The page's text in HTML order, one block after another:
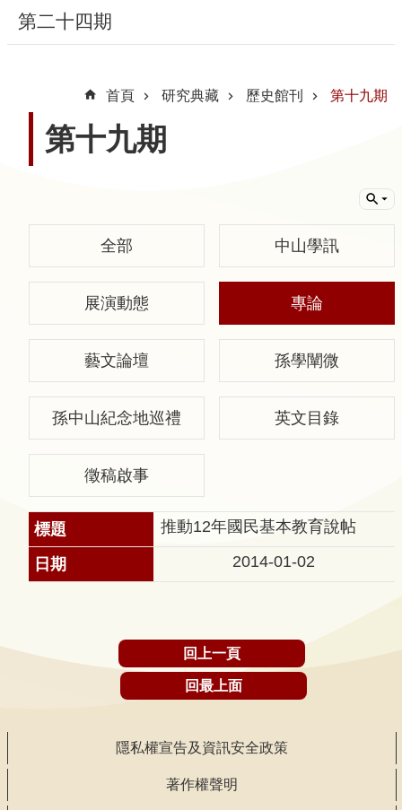
開
及
全
政
權
明
彙
第二十四期
首頁 研究典藏 歷史館刊 第十九期
第十九期
全部 中山學訊
展演動態 專論
藝文論壇 孫學闡微
孫中山紀念地巡禮 英文目錄
徵稿啟事
推動12年國民基本教育說帖
2014-01-02
回上一頁
回最上面
隱私權宣告及資訊安全政策
著作權聲明